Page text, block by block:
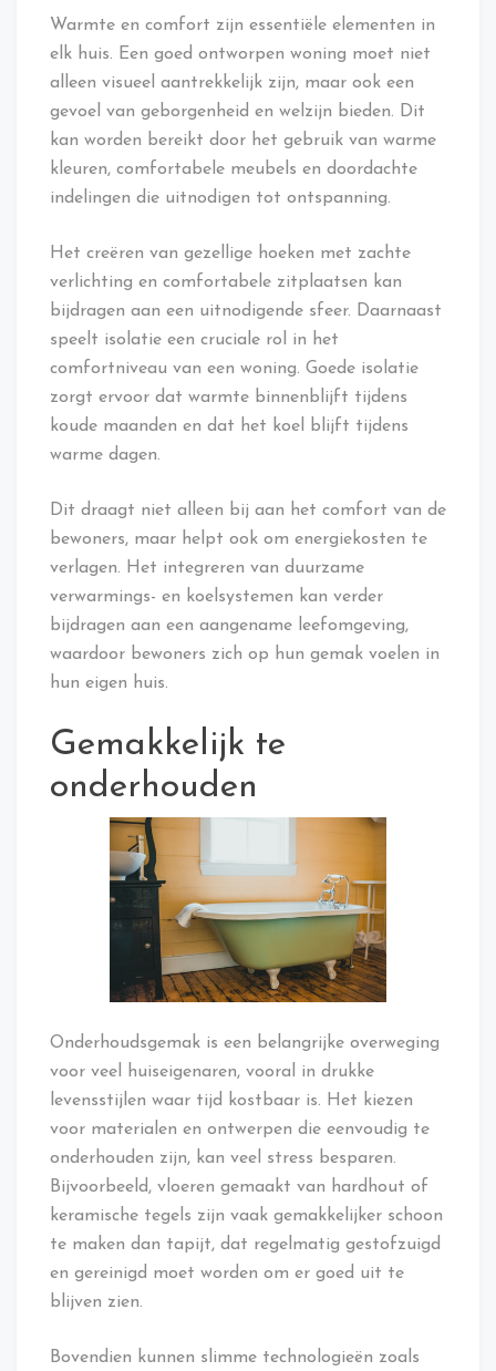
Warmte en comfort zijn essentiële elementen in
elk huis. Een goed ontworpen woning moet niet
alleen visueel aantrekkelijk zijn, maar ook een
gevoel van geborgenheid en welzijn bieden. Dit
kan worden bereikt door het gebruik van warme
kleuren, comfortabele meubels en doordachte
indelingen die uitnodigen tot ontspanning.
Het creëren van gezellige hoeken met zachte
verlichting en comfortabele zitplaatsen kan
bijdragen aan een uitnodigende sfeer. Daarnaast
speelt isolatie een cruciale rol in het
comfortniveau van een woning. Goede isolatie
zorgt ervoor dat warmte binnenblijft tijdens
koude maanden en dat het koel blijft tijdens
warme dagen.
Dit draagt niet alleen bij aan het comfort van de
bewoners, maar helpt ook om energiekosten te
verlagen. Het integreren van duurzame
verwarmings- en koelsystemen kan verder
bijdragen aan een aangename leefomgeving,
waardoor bewoners zich op hun gemak voelen in
hun eigen huis.
Gemakkelijk te
onderhouden
Onderhoudsgemak is een belangrijke overweging
voor veel huiseigenaren, vooral in drukke
levensstijlen waar tijd kostbaar is. Het kiezen
voor materialen en ontwerpen die eenvoudig te
onderhouden zijn, kan veel stress besparen.
Bijvoorbeeld, vloeren gemaakt van hardhout of
keramische tegels zijn vaak gemakkelijker schoon
te maken dan tapijt, dat regelmatig gestofzuigd
en gereinigd moet worden om er goed uit te
blijven zien.
Bovendien kunnen slimme technologieën zoals